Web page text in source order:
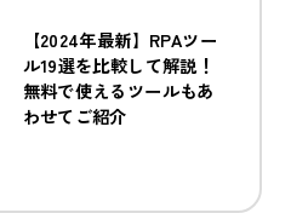
【2024年最新】RPAツー
ル19選を比較して解説！
無料で使えるツールもあ
わせてご紹介